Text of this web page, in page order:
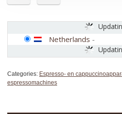
Netherlands -
Categories: Espresso- en
espressomachines